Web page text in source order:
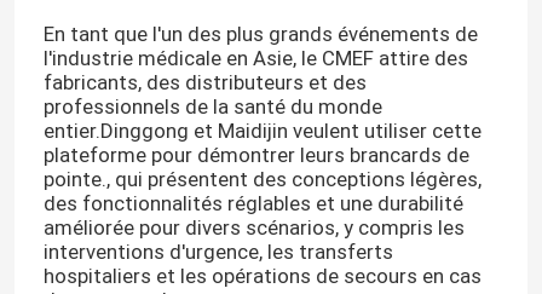
À la maison
Produits
Vidéos
En tant que l'un des plus grands événements de
l'industrie médicale en Asie, le CMEF attire des
fabricants, des distributeurs et des
professionnels de la santé du monde
entier.Dinggong et Maidijin veulent utiliser cette
plateforme pour démontrer leurs brancards de
pointe., qui présentent des conceptions légères,
des fonctionnalités réglables et une durabilité
améliorée pour divers scénarios, y compris les
interventions d'urgence, les transferts
hospitaliers et les opérations de secours en cas